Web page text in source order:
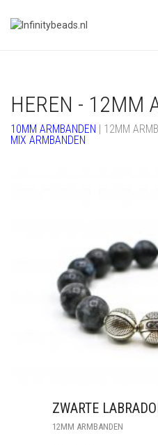
HEREN - 12MM
10MM ARMBANDEN | 12MM
MIX ARMBANDEN
ZWARTE
12MM ARMBANDEN